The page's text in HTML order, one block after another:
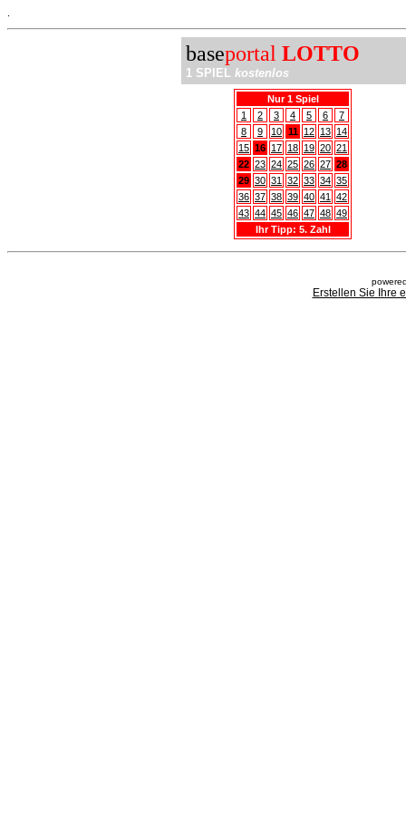
baseportal LOTTO
1 SPIEL kostenlos
Nur 1 Spiel
1
2 3 4 5 6
7
8
9 10 11 12 13 14
15 16 17 18 19 20 21
22 23 24 25 26 27 28
29 30 31 32 33 34 35
36 37 38 39 40 41
42
43 44 45 46 47 48 49
Ihr Tipp: 5. Zahl
Erstellen Sie Ihre